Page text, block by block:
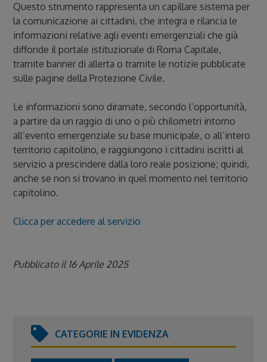
Questo strumento rappresenta un capillare sistema per
la comunicazione ai cittadini, che integra e rilancia le
informazioni relative agli eventi emergenziali che già
diffonde il portale istituzionale di Roma Capitale,
tramite banner di allerta o tramite le notizie pubblicate
sulle pagine della Protezione Civile.
Le informazioni sono diramate, secondo l’opportunità,
a partire da un raggio di uno o più chilometri intorno
all’evento emergenziale su base municipale, o all’intero
territorio capitolino, e raggiungono i cittadini iscritti al
servizio a prescindere dalla loro reale posizione; quindi,
anche se non si trovano in quel momento nel territorio
capitolino.
Clicca per accedere al servizio
Pubblicato il 16 Aprile 2025
CATEGORIE IN EVIDENZA